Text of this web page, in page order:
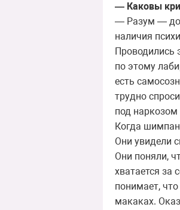
— Каковы
— Разум —
наличия
Проводились
по этому
есть
трудно
под наркозом
Когда
Они увидели
Они поняли,
хватается за
понимает,
макаках.